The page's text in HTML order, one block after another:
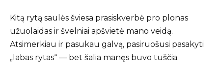
Kitą rytą saulės šviesa prasiskverbė pro plonas
užuolaidas ir švelniai apšvietė mano veidą.
Atsimerkiau ir pasukau galvą, pasiruošusi pasakyti
„labas rytas“ — bet šalia manęs buvo tuščia.